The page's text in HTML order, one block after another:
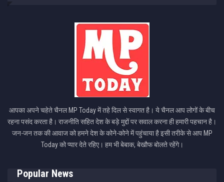
आपका अपने चहेते चैनल MP Today में तहे दिल से स्वागत है। ये चैनल आप लोगों के बीच
रहना पसंद करता है। राजनीति सहित देश के बड़े मुद्दों पर सवाल करना ही हमारी पहचान है।
जन-जन तक की आवाज को हमने देश के कोने-कोने में पहुंचाया है इसी तरीके से आप MP
Today को प्यार देते रहिए। हम भी बेबाक, बेखौफ बोलते रहेंगे।
Popular News